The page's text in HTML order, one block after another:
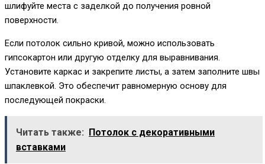
шлифуйте места с заделкой до получения ровной
поверхности.
Если потолок сильно кривой, можно использовать
гипсокартон или другую отделку для выравнивания.
Установите каркас и закрепите листы, а затем заполните швы
шпаклевкой. Это обеспечит равномерную основу для
последующей покраски.
Читать также:
Потолок с декоративными
вставками